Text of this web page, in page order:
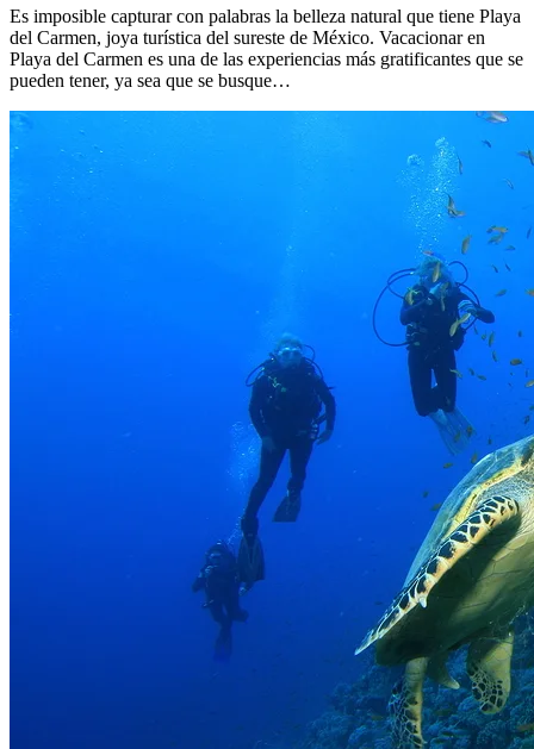
Es imposible capturar con palabras la belleza natural que tiene Playa
del Carmen, joya turística del sureste de México. Vacacionar en
Playa del Carmen es una de las experiencias más gratificantes que se
pueden tener, ya sea que se busque…